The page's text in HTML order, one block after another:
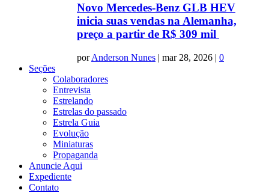
Novo Mercedes-Benz GLB HEV
inicia suas vendas na Alemanha,
preço a partir de R$ 309 mil
porAnderson Nunes | mar 28, 2026 | 0
Seções
Colaboradores
Entrevista
Estrelando
Estrelas do passado
Estrela Guia
Evolução
Miniaturas
Propaganda
Anuncie Aqui
Expediente
Contato